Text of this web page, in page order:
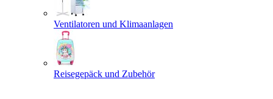
Ventilatoren und Klimaanlagen
Reisegepäck und Zubehör